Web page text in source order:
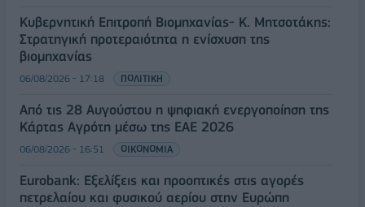
Κυβερνητική Επιτροπή Βιομηχανίας- Κ. Μητσοτάκης:
Στρατηγική προτεραιότητα η ενίσχυση της
βιομηχανίας
06/08/2026 - 17:18 ΠΟΛΙΤΙΚΗ
Από τις 28 Αυγούστου η ψηφιακή ενεργοποίηση της
Κάρτας Αγρότη μέσω της ΕΑΕ 2026
06/08/2026 - 16:51 ΟΙΚΟΝΟΜΙΑ
Eurobank: Εξελίξεις και προοπτικές στις αγορές
πετρελαίου και φυσικού αερίου στην Ευρώπη